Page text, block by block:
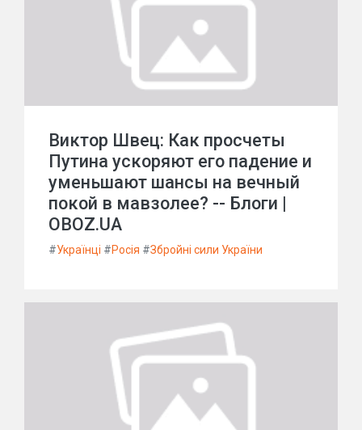
Виктор Швец: Как просчеты
Путина ускоряют его падение и
уменьшают шансы на вечный
покой в мавзолее? -- Блоги |
OBOZ.UA
#Українці #Росія #Збройні сили України